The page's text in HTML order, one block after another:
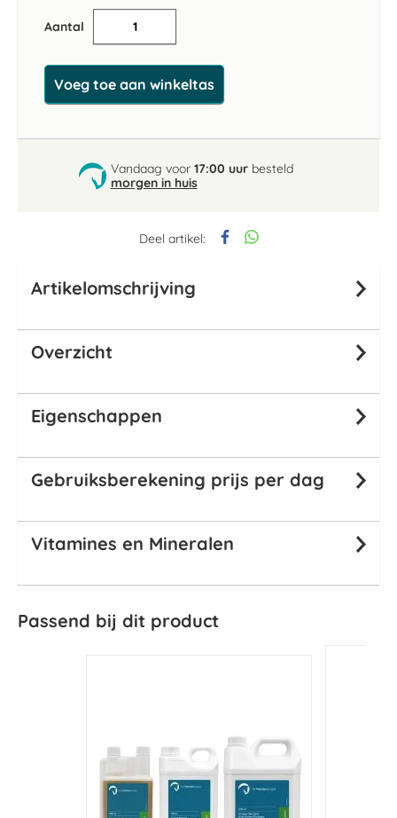
Deel artikel:
Aantal
Voeg toe aan winkeltas
Vandaag voor 17:00 uurbesteld
morgen in huis
Artikelomschrijving
Overzicht
Eigenschappen
Gebruiksberekening prijs per dag
Vitamines en Mineralen
Passend bij dit product